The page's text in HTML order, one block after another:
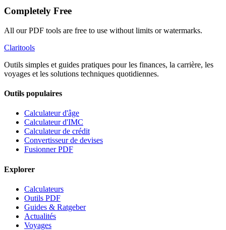
Completely Free
All our PDF tools are free to use without limits or watermarks.
Claritools
Outils simples et guides pratiques pour les finances, la carrière, les
voyages et les solutions techniques quotidiennes.
Outils populaires
Calculateur d'âge
Calculateur d'IMC
Calculateur de crédit
Convertisseur de devises
Fusionner PDF
Explorer
Calculateurs
Outils PDF
Guides & Ratgeber
Actualités
Voyages